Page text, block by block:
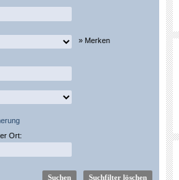
» Merken
Ort: